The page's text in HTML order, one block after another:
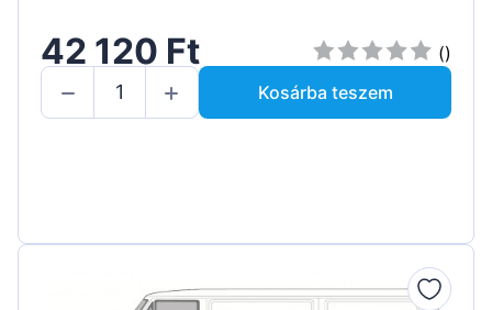
42 120 Ft
()
Kosárba teszem